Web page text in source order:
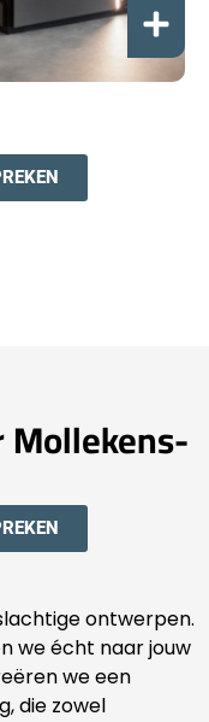
Mollekens-
ontwerpen.
we écht naar jouw
we een
die zowel